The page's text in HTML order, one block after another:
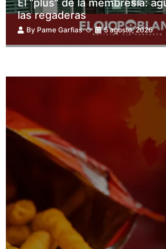
El “plus” de la membresía:
las regaderas
By Pame Garfias 5 agosto, 2026